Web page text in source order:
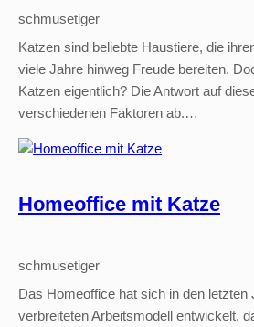
schmusetiger
Katzen sind beliebte Haustiere, die
viele Jahre hinweg Freude bereiten.
Katzen eigentlich? Die Antwort auf
verschiedenen Faktoren ab.…
Homeoffice mit Katze
schmusetiger
Das Homeoffice hat sich in den letzten
verbreiteten Arbeitsmodell entwickelt,